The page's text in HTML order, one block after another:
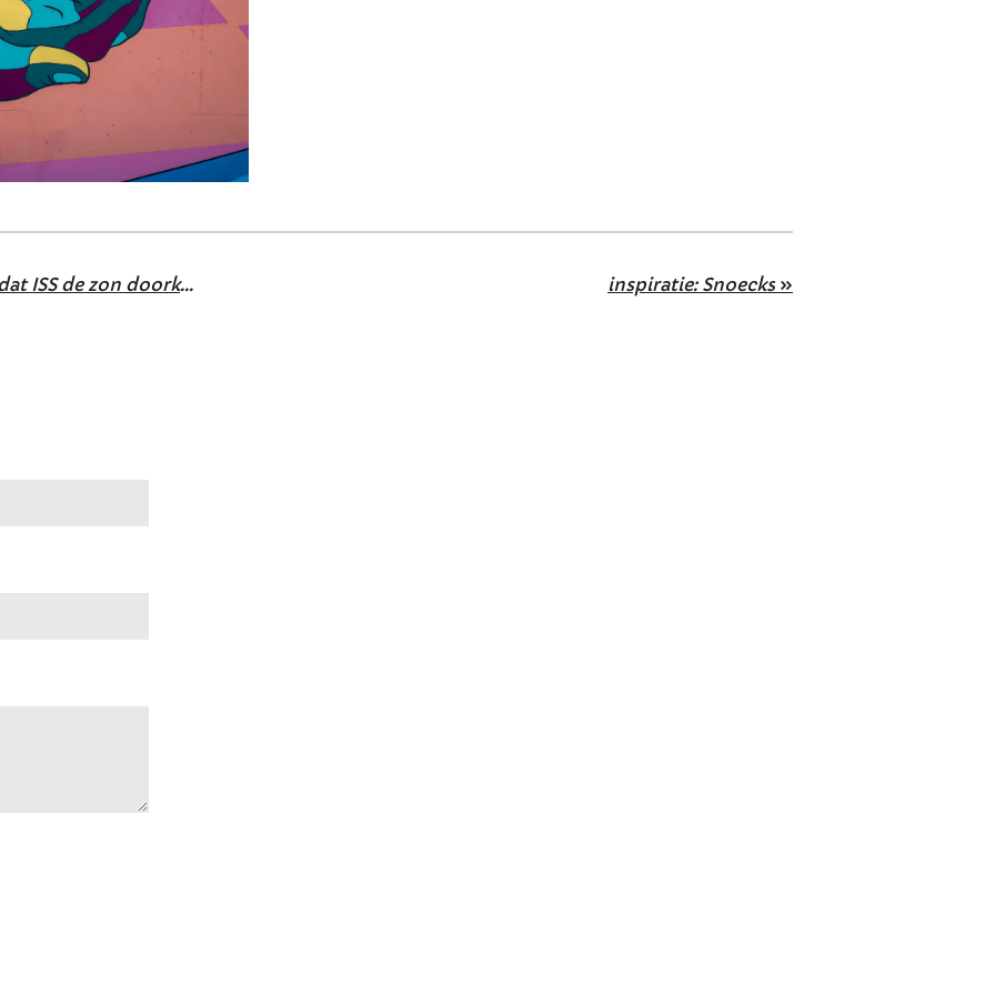
Ongelooflijke foto's laten zien dat ISS de zon doorkruist inspiratie: Snoecks »